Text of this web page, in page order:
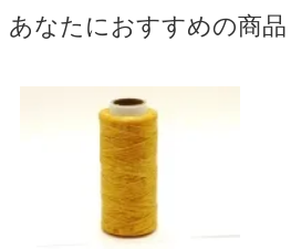
あなたにおすすめの商品